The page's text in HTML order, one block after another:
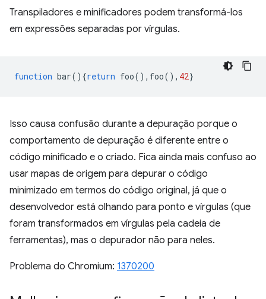
Transpiladores e minificadores podem transformá-los
em expressões separadas por vírgulas.
function bar(){return foo(), foo(), 42}
Isso causa confusão durante a depuração porque o
comportamento de depuração é diferente entre o
código minificado e o criado. Fica ainda mais confuso ao
usar mapas de origem para depurar o código
minimizado em termos do código original, já que o
desenvolvedor está olhando para ponto e vírgulas (que
foram transformados em vírgulas pela cadeia de
ferramentas), mas o depurador não para neles.
Problema do Chromium: 1370200